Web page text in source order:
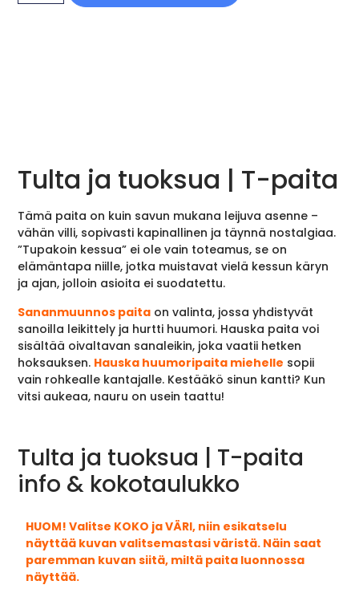
Tulta ja tuoksua | T-paita
Tämä paita on kuin savun mukana leijuva asenne –
vähän villi, sopivasti kapinallinen ja täynnä nostalgiaa.
”Tupakoin kessua” ei ole vain toteamus, se on
elämäntapa niille, jotka muistavat vielä kessun käryn
ja ajan, jolloin asioita ei suodatettu.
Sananmuunnos paita on valinta, jossa yhdistyvät
sanoilla leikittely ja hurtti huumori. Hauska paita voi
sisältää oivaltavan sanaleikin, joka vaatii hetken
hoksauksen. Hauska huumoripaita miehelle sopii
vain rohkealle kantajalle. Kestääkö sinun kantti? Kun
vitsi aukeaa, nauru on usein taattu!
Tulta ja tuoksua | T-paita
info & kokotaulukko
HUOM! Valitse KOKO ja VÄRI, niin esikatselu
näyttää kuvan valitsemastasi väristä. Näin saat
paremman kuvan siitä, miltä paita luonnossa
näyttää.